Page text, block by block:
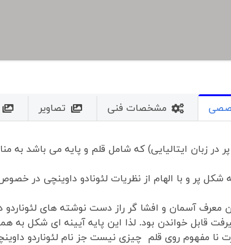
مشخصات فنی تصاویر
در زبان ایتالیایی) که شامل قلم و پایه می باشد به
پر و با الهام از نظریات لئونادو داوینچی در
معرف آسمان و افشا گر راز دست نوشته های
قابل خواندن بود. لذا این پایه آیینه ای شکل
نا مفهوم روی قلم چیزی نیست جز نام لئوناردو